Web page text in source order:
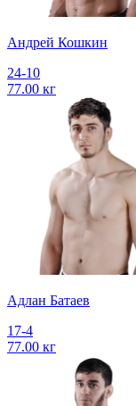
Андрей Кошкин
24-10
77.00 кг
Адлан Батаев
17-4
77.00 кг